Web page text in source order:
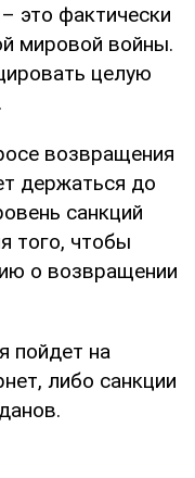
это фактически
мировой войны.
целую
возвращения
держаться до
санкций
того, чтобы
о возвращении
пойдет на
либо санкции